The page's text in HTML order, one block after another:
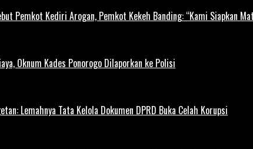
Pemkot Kediri Arogan, Pemkot Kekeh Banding: “Kami Siapkan
Oknum Kades Ponorogo Dilaporkan ke Polisi
Lemahnya Tata Kelola Dokumen DPRD Buka Celah Korupsi